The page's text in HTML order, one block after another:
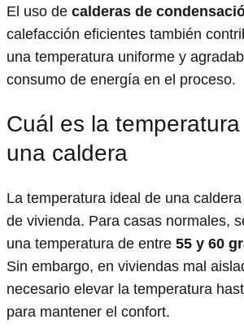
El uso de calderas de
calefacción eficientes también
una temperatura uniforme y
consumo de energía en el proceso.
Cuál es la
una caldera
La temperatura ideal de una
de vivienda. Para casas normales,
una temperatura de entre 55 y 60
Sin embargo, en viviendas mal
necesario elevar la temperatura
para mantener el confort.